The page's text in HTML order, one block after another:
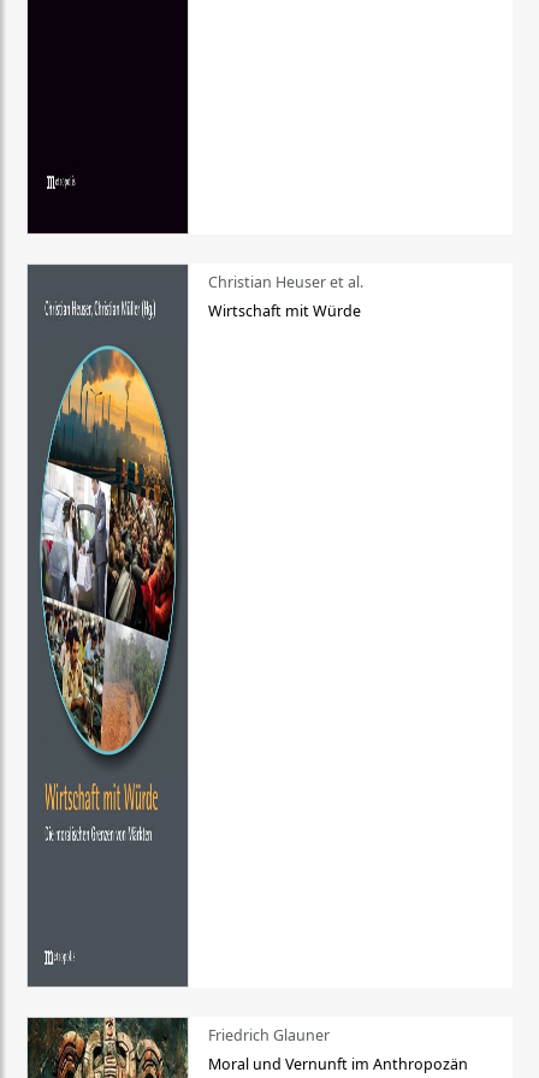
Christian Heuser et al.
Wirtschaft mit Würde
Friedrich Glauner
Moral und Vernunft im Anthropozän